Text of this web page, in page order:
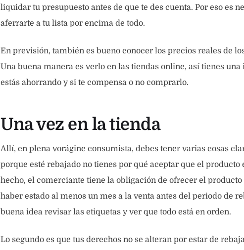
liquidar tu presupuesto antes de que te des cuenta. Por eso es
aferrarte a tu lista por encima de todo.
En previsión, también es bueno conocer los precios reales de
Una buena manera es verlo en las tiendas online, así tienes
estás ahorrando y si te compensa o no comprarlo.
Una vez en la tienda
Allí, en plena vorágine consumista, debes tener varias cosas
porque esté rebajado no tienes por qué aceptar que el producto
hecho, el comerciante tiene la obligación de ofrecer el
haber estado al menos un mes a la venta antes del periodo de
buena idea revisar las etiquetas y ver que todo está en orden.
Lo segundo es que tus derechos no se alteran por estar de